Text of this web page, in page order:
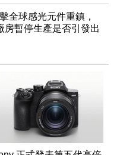
全球感光元件重鎮，
房暫停生產是否引發出